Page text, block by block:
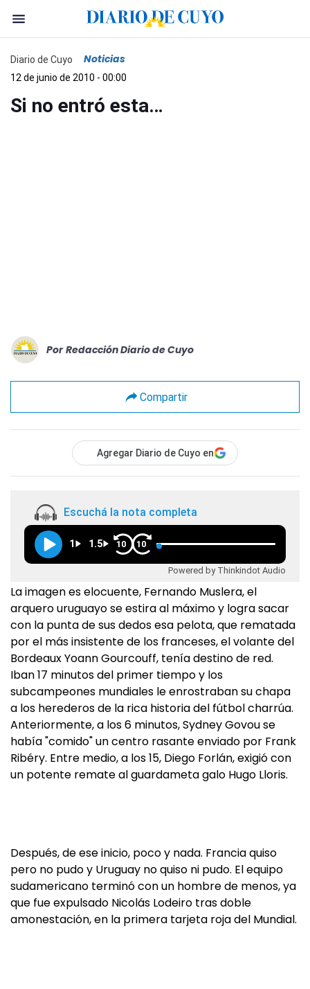
Diario de Cuyo Noticias
12 de junio de 2010 - 00:00
Si no entró esta…
Por Redacción Diario de Cuyo
Compartir
Agregar Diario de Cuyo en
Escuchá la nota completa
1 1.5 10 10
Powered by Thinkindot Audio
La imagen es elocuente, Fernando Muslera, el
arquero uruguayo se estira al máximo y logra sacar
con la punta de sus dedos esa pelota, que rematada
por el más insistente de los franceses, el volante del
Bordeaux Yoann Gourcouff, tenía destino de red.
Iban 17 minutos del primer tiempo y los
subcampeones mundiales le enrostraban su chapa
a los herederos de la rica historia del fútbol charrúa.
Anteriormente, a los 6 minutos, Sydney Govou se
había "comido" un centro rasante enviado por Frank
Ribéry. Entre medio, a los 15, Diego Forlán, exigió con
un potente remate al guardameta galo Hugo Lloris.
Después, de ese inicio, poco y nada. Francia quiso
pero no pudo y Uruguay no quiso ni pudo. El equipo
sudamericano terminó con un hombre de menos, ya
que fue expulsado Nicolás Lodeiro tras doble
amonestación, en la primera tarjeta roja del Mundial.